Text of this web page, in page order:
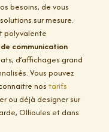
besoins, de vous
sur mesure.
polyvalente
communication
d’affichages grand
Vous pouvez
nos tarifs
ou déjà designer sur
Ollioules et dans